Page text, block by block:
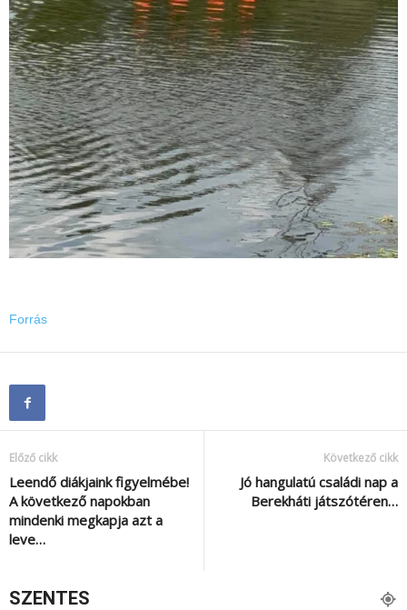
Forrás
Előző cikk
Leendő diákjaink figyelmébe!
A következő napokban
mindenki megkapja azt a
leve…
Következő cikk
Jó hangulatú családi nap a
Berekháti játszótéren…
SZENTES